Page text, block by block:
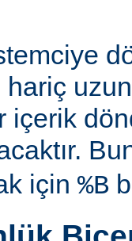
hariç
içerik
için %B